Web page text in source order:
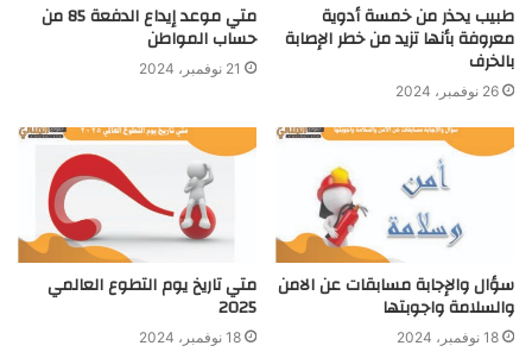
طبيب يحذر من خمسة أدوية
معروفة بأنها تزيد من خطر الإصابة
بالخرف
26 نوفمبر، 2024
متي موعد إيداع الدفعة 85 من
حساب المواطن
21 نوفمبر، 2024
سؤال والإجابة مسابقات عن الامن
والسلامة واجوبتها
18 نوفمبر، 2024
متي تاريخ يوم التطوع العالمي
2025
18 نوفمبر، 2024